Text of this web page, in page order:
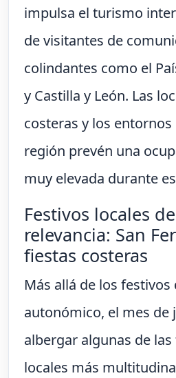
impulsa el turismo
de visitantes de
colindantes como el
y Castilla y León. Las
costeras y los
región prevén una
muy elevada durante
Festivos locales
relevancia: San
fiestas costeras
Más allá de los
autonómico, el mes de
albergar algunas de
locales más